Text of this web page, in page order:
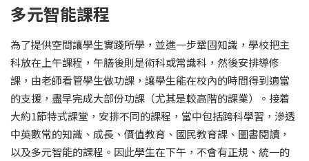
多元智能課程
為了提供空間讓學生實踐所學，並進一步鞏固知識，學校把主
科放在上午課程，午膳後則是術科或常識科，然後安排導修
課，由老師看管學生做功課，讓學生能在校內的時間得到適當
的支援，盡早完成大部份功課（尤其是較高階的課業）。接着
大約1節特式課堂，安排不同的課程，當中包括跨科學習，滲透
中英數常的知識、成長、價值教育、國民教育課、圖書閱讀，
以及多元智能的課程。因此學生在下午，不會有正規、統一的